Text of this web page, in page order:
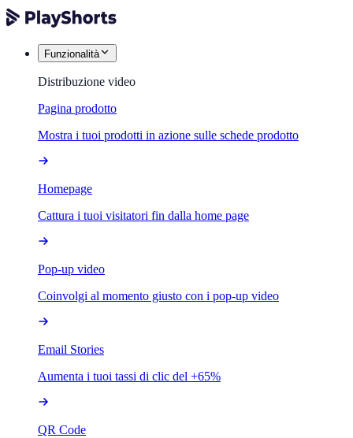
Funzionalità
Distribuzione video
Pagina prodotto
Mostra i tuoi prodotti in azione sulle schede prodotto
Homepage
Cattura i tuoi visitatori fin dalla home page
Pop-up video
Coinvolgi al momento giusto con i pop-up video
Email Stories
Aumenta i tuoi tassi di clic del +65%
QR Code